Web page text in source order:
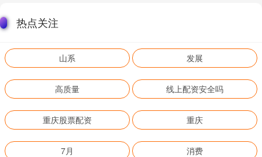
热点关注
山系 发展
高质量 线上配资安全吗
重庆股票配资 重庆
7月 消费